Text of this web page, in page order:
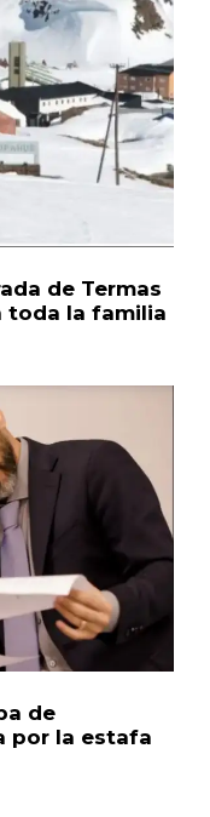
de Termas
toda la familia
de
por la estafa